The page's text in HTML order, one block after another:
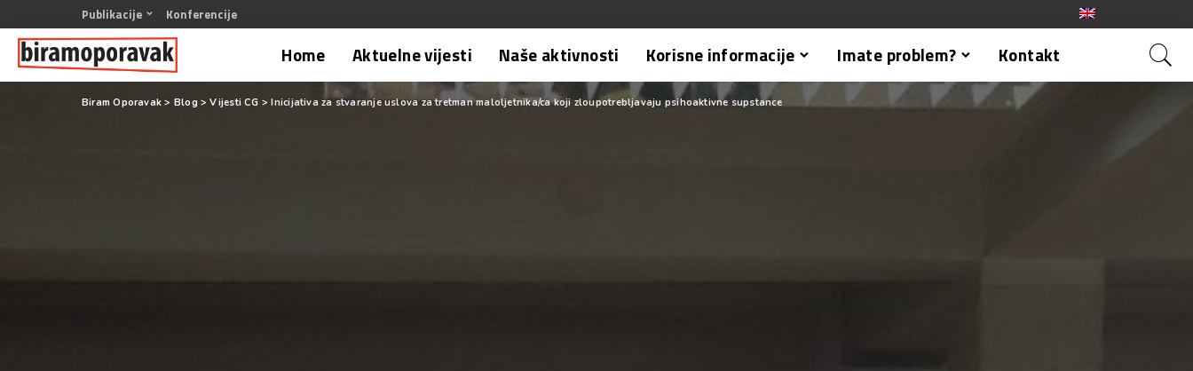
Publikacije Konferencije
Home Aktuelne vijesti Naše aktivnosti Korisne informacije Imate problem? Kontakt
Biram Oporavak > Blog >Vijesti CG >Inicijativa za stvaranje uslova za tretman maloljetnika/ca koji zloupotrebljavaju psihoaktivne supstance